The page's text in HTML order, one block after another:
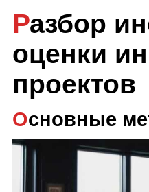
Разбор инструментов
оценки
проектов
Основные